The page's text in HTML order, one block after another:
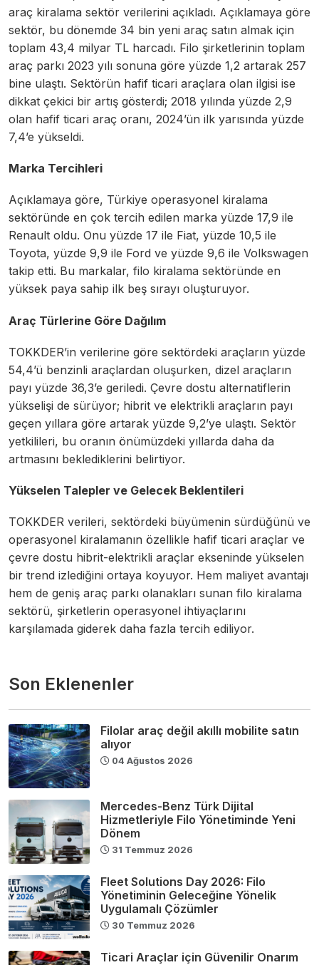
araç kiralama sektör verilerini açıkladı. Açıklamaya göre
sektör, bu dönemde 34 bin yeni araç satın almak için
toplam 43,4 milyar TL harcadı. Filo şirketlerinin toplam
araç parkı 2023 yılı sonuna göre yüzde 1,2 artarak 257
bine ulaştı. Sektörün hafif ticari araçlara olan ilgisi ise
dikkat çekici bir artış gösterdi; 2018 yılında yüzde 2,9
olan hafif ticari araç oranı, 2024’ün ilk yarısında yüzde
7,4’e yükseldi.
Marka Tercihleri
Açıklamaya göre, Türkiye operasyonel kiralama
sektöründe en çok tercih edilen marka yüzde 17,9 ile
Renault oldu. Onu yüzde 17 ile Fiat, yüzde 10,5 ile
Toyota, yüzde 9,9 ile Ford ve yüzde 9,6 ile Volkswagen
takip etti. Bu markalar, filo kiralama sektöründe en
yüksek paya sahip ilk beş sırayı oluşturuyor.
Araç Türlerine Göre Dağılım
TOKKDER’in verilerine göre sektördeki araçların yüzde
54,4’ü benzinli araçlardan oluşurken, dizel araçların
payı yüzde 36,3’e geriledi. Çevre dostu alternatiflerin
yükselişi de sürüyor; hibrit ve elektrikli araçların payı
geçen yıllara göre artarak yüzde 9,2’ye ulaştı. Sektör
yetkilileri, bu oranın önümüzdeki yıllarda daha da
artmasını beklediklerini belirtiyor.
Yükselen Talepler ve Gelecek Beklentileri
TOKKDER verileri, sektördeki büyümenin sürdüğünü ve
operasyonel kiralamanın özellikle hafif ticari araçlar ve
çevre dostu hibrit-elektrikli araçlar ekseninde yükselen
bir trend izlediğini ortaya koyuyor. Hem maliyet avantajı
hem de geniş araç parkı olanakları sunan filo kiralama
sektörü, şirketlerin operasyonel ihtiyaçlarını
karşılamada giderek daha fazla tercih ediliyor.
Son Eklenenler
Filolar araç değil akıllı mobilite satın
alıyor
04 Ağustos 2026
Mercedes-Benz Türk Dijital
Hizmetleriyle Filo Yönetiminde Yeni
Dönem
31 Temmuz 2026
Fleet Solutions Day 2026: Filo
Yönetiminin Geleceğine Yönelik
Uygulamalı Çözümler
30 Temmuz 2026
Ticari Araçlar için Güvenilir Onarım